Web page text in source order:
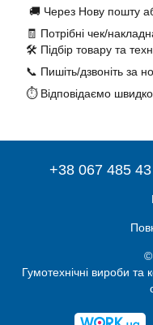
🚚 Через Нову пошту
🧾 Потрібні чек/
🛠️ Підбір товару та
📞 Пишіть/дзвоніть за
⏱️ Відповідаємо
+38 067 485
Гумотехнічні вироби та